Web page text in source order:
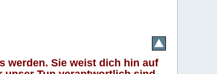
werden. Sie weist dich hin auf